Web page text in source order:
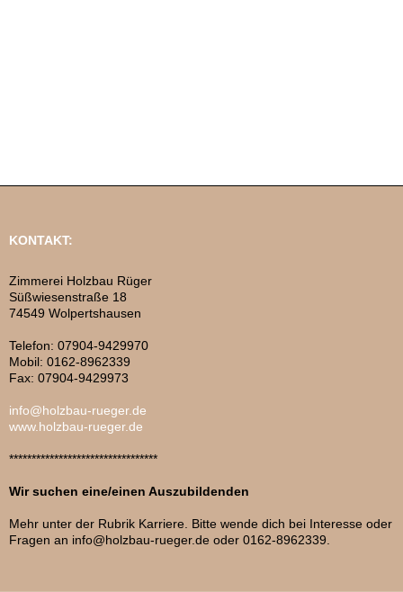
KONTAKT:
Zimmerei Holzbau Rüger
Süßwiesenstraße 18
74549 Wolpertshausen
Telefon: 07904-9429970
Mobil: 0162-8962339
Fax: 07904-9429973
info@holzbau-rueger.de
www.holzbau-rueger.de
*********************************
Wir suchen eine/einen Auszubildenden
Mehr unter der Rubrik Karriere. Bitte wende dich bei Interesse oder
Fragen an info@holzbau-rueger.de oder 0162-8962339.